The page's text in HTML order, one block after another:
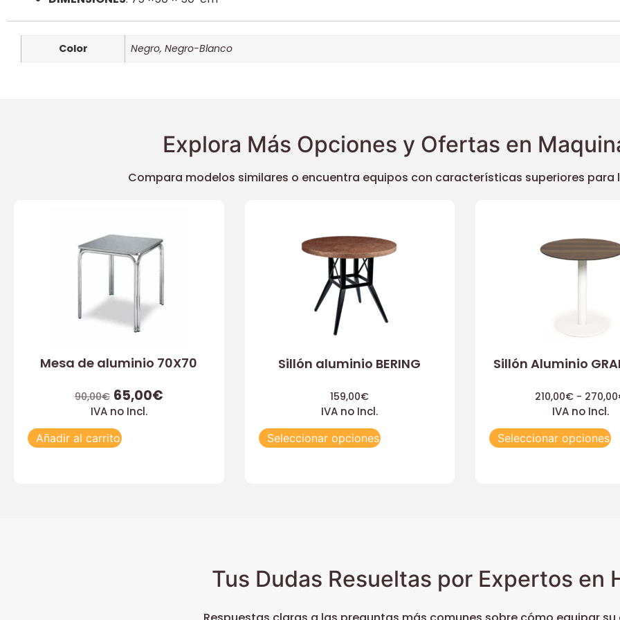
Color Negro, Negro-Blanco
Explora Más Opciones y Ofertas en
Compara modelos similares o encuentra equipos con características superiores para
Mesa de aluminio 70X70
90,00€ 65,00€
IVA no Incl.
Añadir al carrito
Sillón aluminio BERING
159,00€
IVA no Incl.
Seleccionar opciones
Sillón Aluminio
210,00€ - 270,00
IVA no Incl.
Seleccionar opciones
Tus Dudas Resueltas por Expertos en